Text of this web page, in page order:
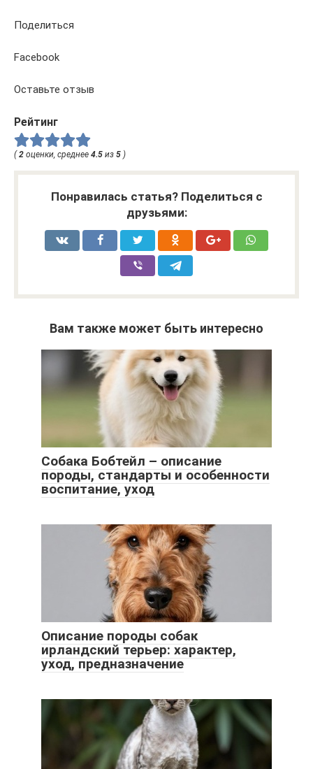
Поделиться
Facebook
Оставьте отзыв
Рейтинг
( 2 оценки, среднее 4.5 из 5 )
Понравилась статья? Поделиться с
друзьями:
Вам также может быть интересно
Собака Бобтейл – описание
породы, стандарты и особенности
воспитание, уход
Описание породы собак
ирландский терьер: характер,
уход, предназначение